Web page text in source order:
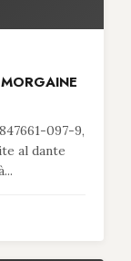
097-9,
al dante